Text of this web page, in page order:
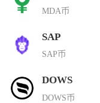
MDA币
SAP
SAP币
DOWS
DOWS币